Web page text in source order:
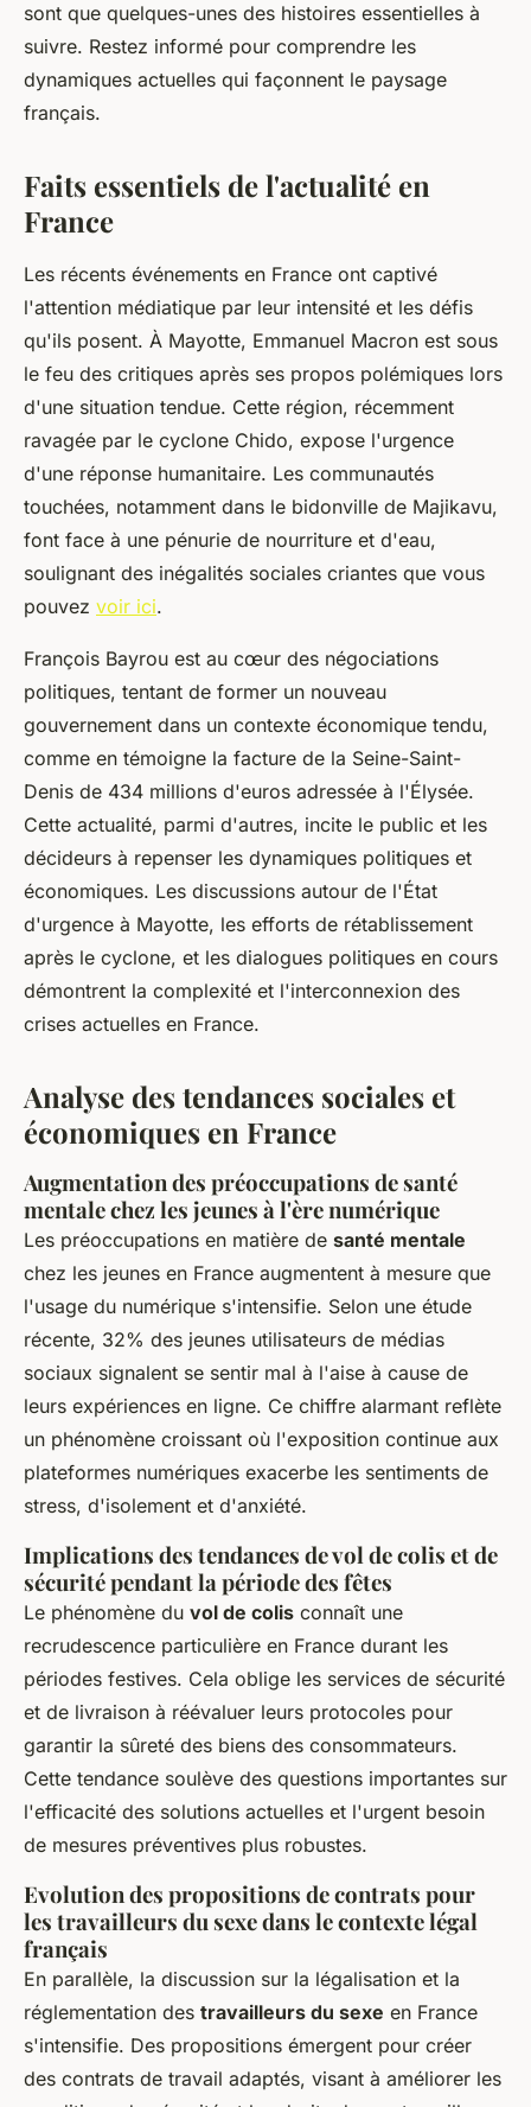
sont que quelques-unes des histoires essentielles à
suivre. Restez informé pour comprendre les
dynamiques actuelles qui façonnent le paysage
français.
Faits essentiels de l'actualité en
France
Les récents événements en France ont captivé
l'attention médiatique par leur intensité et les défis
qu'ils posent. À Mayotte, Emmanuel Macron est sous
le feu des critiques après ses propos polémiques lors
d'une situation tendue. Cette région, récemment
ravagée par le cyclone Chido, expose l'urgence
d'une réponse humanitaire. Les communautés
touchées, notamment dans le bidonville de Majikavu,
font face à une pénurie de nourriture et d'eau,
soulignant des inégalités sociales criantes que vous
pouvez voir ici.
François Bayrou est au cœur des négociations
politiques, tentant de former un nouveau
gouvernement dans un contexte économique tendu,
comme en témoigne la facture de la Seine-Saint-
Denis de 434 millions d'euros adressée à l'Élysée.
Cette actualité, parmi d'autres, incite le public et les
décideurs à repenser les dynamiques politiques et
économiques. Les discussions autour de l'État
d'urgence à Mayotte, les efforts de rétablissement
après le cyclone, et les dialogues politiques en cours
démontrent la complexité et l'interconnexion des
crises actuelles en France.
Analyse des tendances sociales et
économiques en France
Augmentation des préoccupations de santé
mentale chez les jeunes à l'ère numérique
Les préoccupations en matière de santé mentale
chez les jeunes en France augmentent à mesure que
l'usage du numérique s'intensifie. Selon une étude
récente, 32% des jeunes utilisateurs de médias
sociaux signalent se sentir mal à l'aise à cause de
leurs expériences en ligne. Ce chiffre alarmant reflète
un phénomène croissant où l'exposition continue aux
plateformes numériques exacerbe les sentiments de
stress, d'isolement et d'anxiété.
Implications des tendances de vol de colis et de
sécurité pendant la période des fêtes
Le phénomène du vol de colis connaît une
recrudescence particulière en France durant les
périodes festives. Cela oblige les services de sécurité
et de livraison à réévaluer leurs protocoles pour
garantir la sûreté des biens des consommateurs.
Cette tendance soulève des questions importantes sur
l'efficacité des solutions actuelles et l'urgent besoin
de mesures préventives plus robustes.
Evolution des propositions de contrats pour
les travailleurs du sexe dans le contexte légal
français
En parallèle, la discussion sur la légalisation et la
réglementation des travailleurs du sexe en France
s'intensifie. Des propositions émergent pour créer
des contrats de travail adaptés, visant à améliorer les